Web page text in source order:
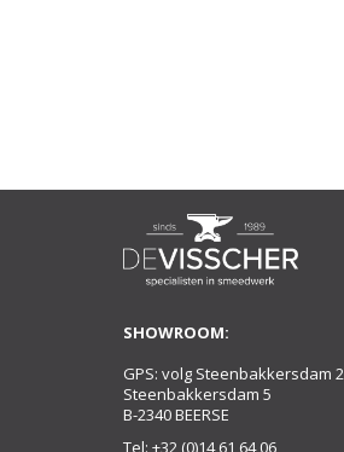
SHOWROOM:
GPS: volg Steenbakkersdam 2
Steenbakkersdam 5
B-2340 BEERSE
Tel: +32 (0)14 61 64 06